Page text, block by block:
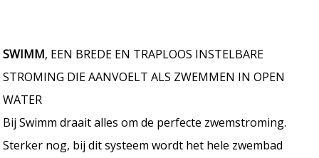
SWIMM, EEN BREDE EN TRAPLOOS INSTELBARE
STROMING DIE AANVOELT ALS ZWEMMEN IN OPEN
WATER
Bij Swimm draait alles om de perfecte zwemstroming.
Sterker nog, bij dit systeem wordt het hele zwembad